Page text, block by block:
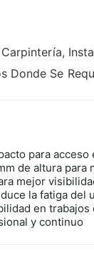
Donde Se
para
de altura para
mejor
la fatiga del
en trabajos
y continuo